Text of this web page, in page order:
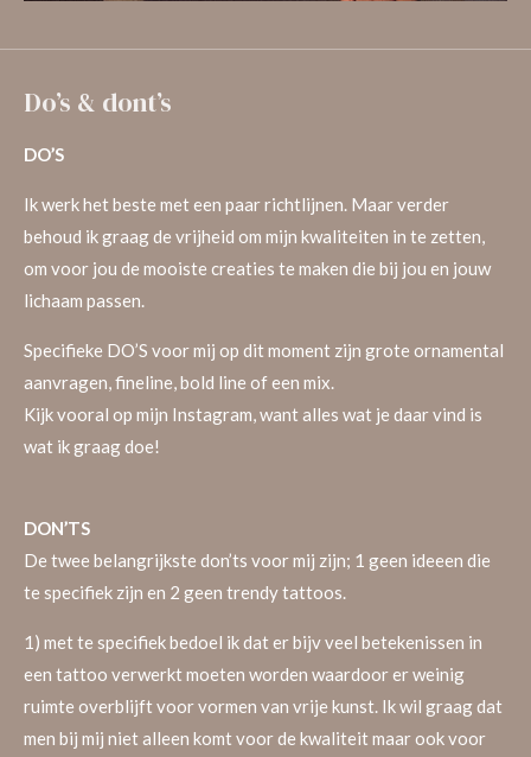
Do’s & dont’s
DO’S
Ik werk het beste met een paar richtlijnen. Maar verder
behoud ik graag de vrijheid om mijn kwaliteiten in te zetten,
om voor jou de mooiste creaties te maken die bij jou en jouw
lichaam passen.
Specifieke DO’S voor mij op dit moment zijn grote ornamental
aanvragen, fineline, bold line of een mix.
Kijk vooral op mijn Instagram, want alles wat je daar vind is
wat ik graag doe!
DON’TS
De twee belangrijkste don’ts voor mij zijn; 1 geen ideeen die
te specifiek zijn en 2 geen trendy tattoos.
1) met te specifiek bedoel ik dat er bijv veel betekenissen in
een tattoo verwerkt moeten worden waardoor er weinig
ruimte overblijft voor vormen van vrije kunst. Ik wil graag dat
men bij mij niet alleen komt voor de kwaliteit maar ook voor